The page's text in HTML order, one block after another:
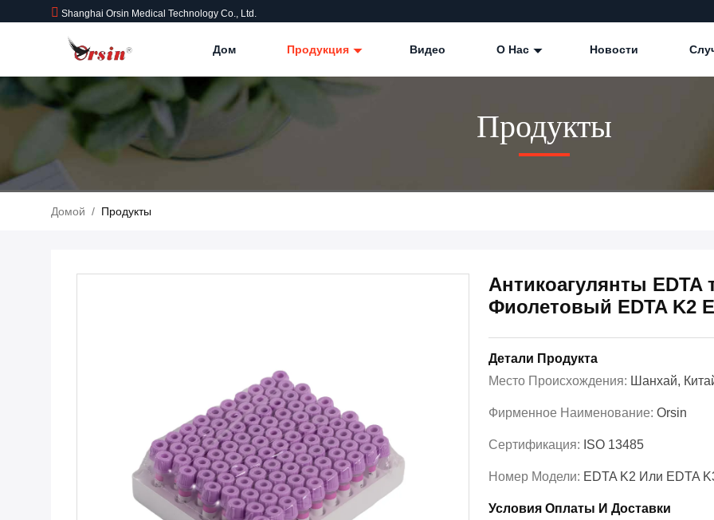
Shanghai Orsin Medical Technology Co., Ltd.
Дом Продукция Видео О Нас Новости
Продукты
Домой / Продукты
Антикоагулянты EDTA
Фиолетовый EDTA K2
Детали Продукта
Место Происхождения: Шанхай,
Фирменное Наименование: Orsin
Сертификация: ISO 13485
Номер Модели: EDTA K2 Или EDTA
Условия Оплаты И Доставки